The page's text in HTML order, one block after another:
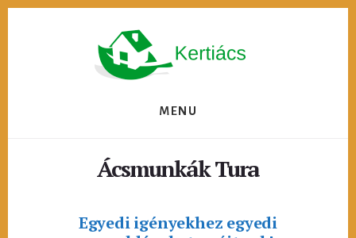
MENU
Ácsmunkák Tura
Egyedi igényekhez egyedi